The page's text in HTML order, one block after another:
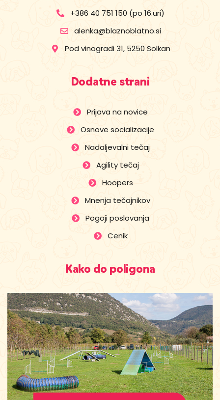
+386 40 751 150 (po 16.uri)
alenka@blaznoblatno.si
Pod vinogradi 31, 5250 Solkan
Dodatne strani
Prijava na novice
Osnove socializacije
Nadaljevalni tečaj
Agility tečaj
Hoopers
Mnenja tečajnikov
Pogoji poslovanja
Cenik
Kako do poligona